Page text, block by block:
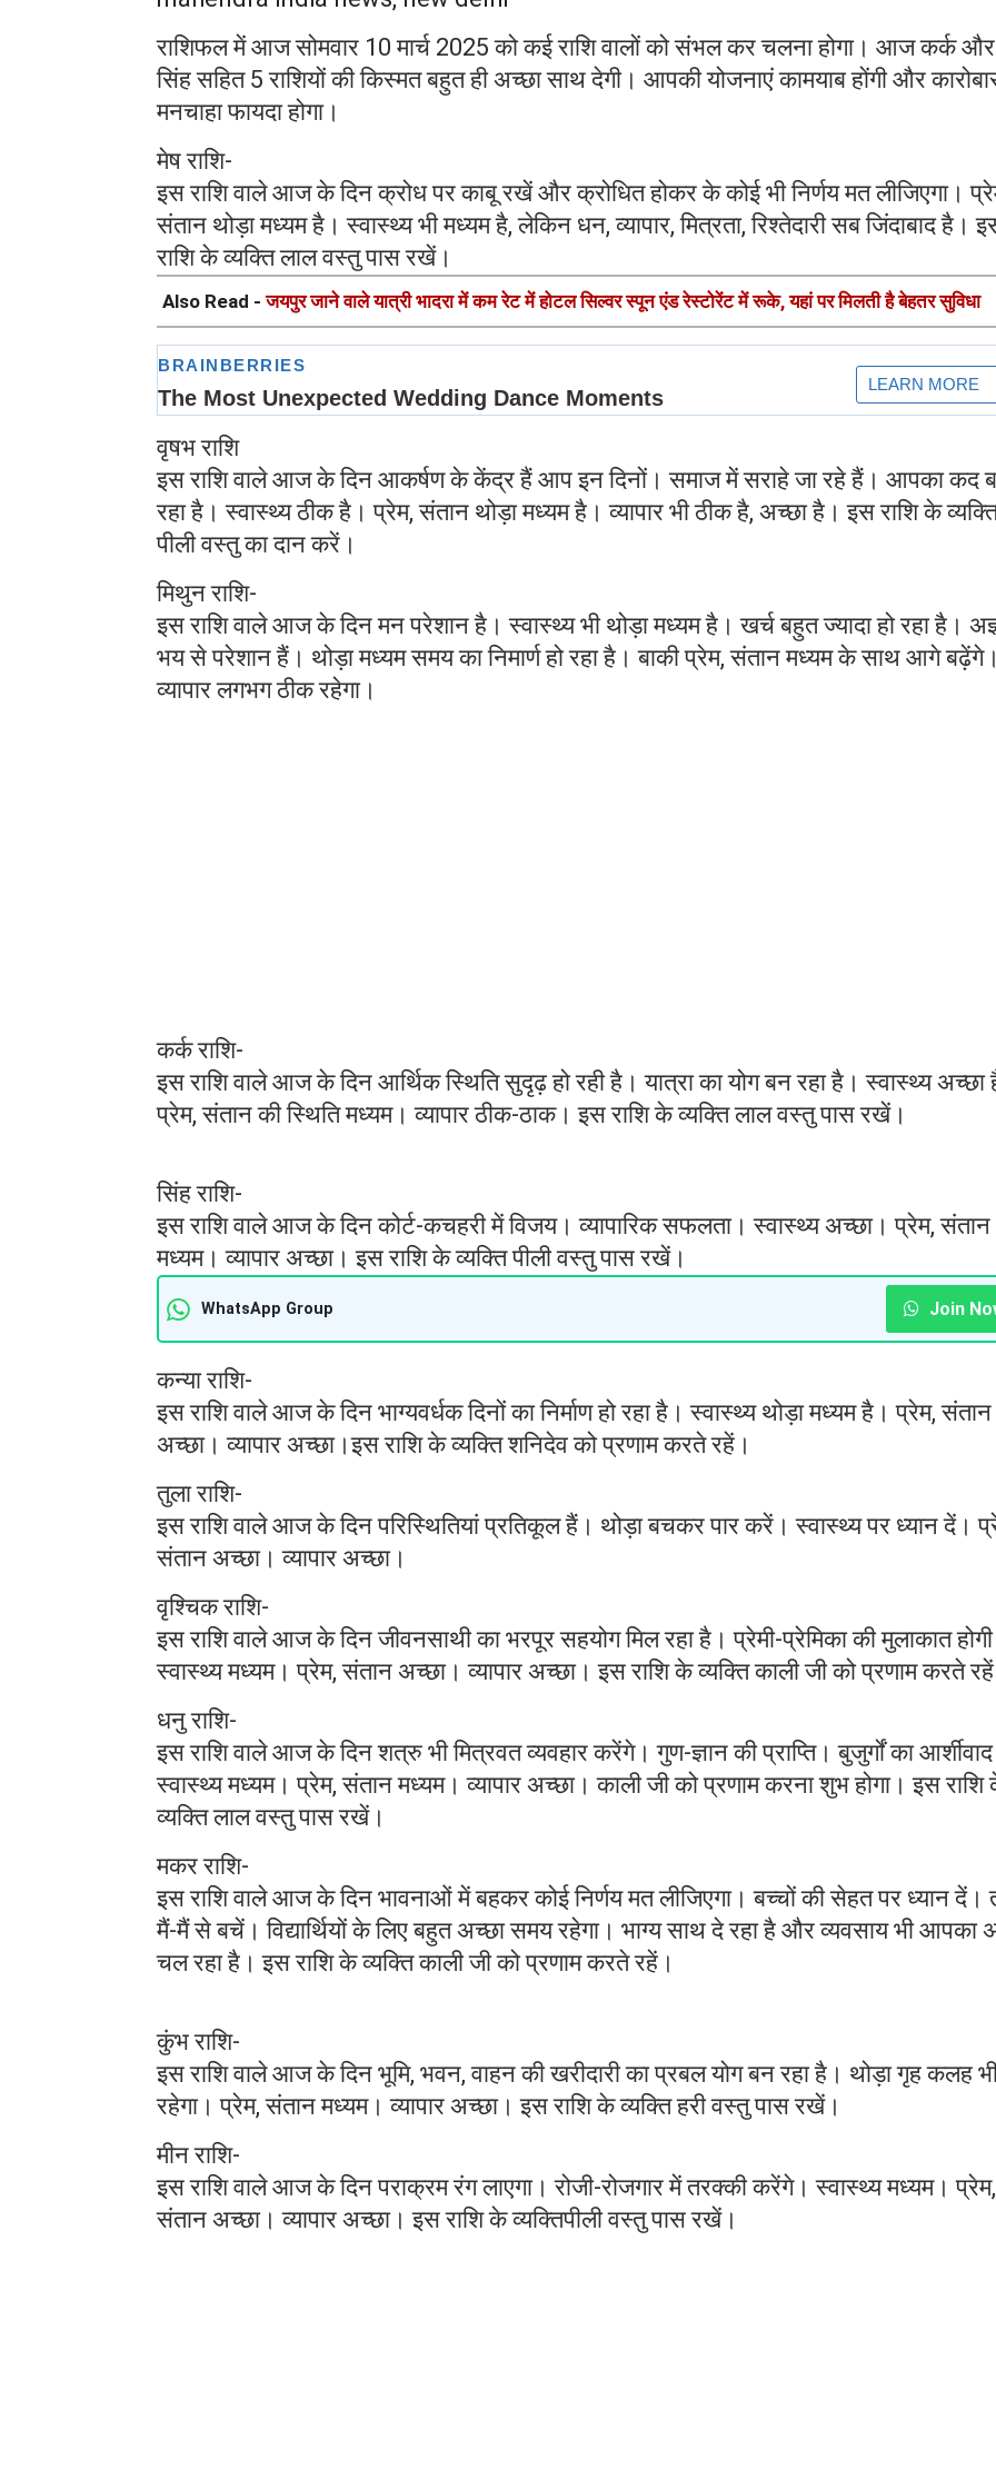
राशिफल में आज सोमवार 10 मार्च 2025 को कई राशि वालों को संभल कर चलना होगा। आज कर्क और
सिंह सहित 5 राशियों की किस्‍मत बहुत ही अच्छा साथ देगी। आपकी योजनाएं कामयाब होंगी और
मनचाहा फायदा होगा।
मेष राशि-
इस राशि वाले आज के दिन क्रोध पर काबू रखें और क्रोधित होकर के कोई भी निर्णय मत लीजिएगा।
संतान थोड़ा मध्यम है। स्वास्थ्य भी मध्यम है, लेकिन धन, व्यापार, मित्रता, रिश्तेदारी सब जिंदाबाद है।
राशि के व्यक्ति लाल वस्तु पास रखें।
Also Read -जयपुर जाने वाले यात्री भादरा में कम रेट में होटल सिल्वर स्पून एंड रेस्टोरेंट में रूके, यहां पर मिलती है बेहतर सुविधा
वृषभ राशि
इस राशि वाले आज के दिन आकर्षण के केंद्र हैं आप इन दिनों। समाज में सराहे जा रहे हैं। आपका कद
रहा है। स्वास्थ्य ठीक है। प्रेम, संतान थोड़ा मध्यम है। व्यापार भी ठीक है, अच्छा है। इस राशि के
पीली वस्तु का दान करें।
मिथुन राशि-
इस राशि वाले आज के दिन मन परेशान है। स्वास्थ्य भी थोड़ा मध्यम है। खर्च बहुत ज्यादा हो रहा है।
भय से परेशान हैं। थोड़ा मध्यम समय का निमार्ण हो रहा है। बाकी प्रेम, संतान मध्यम के साथ आगे बढ़ेंगे।
व्यापार लगभग ठीक रहेगा।
कर्क राशि-
इस राशि वाले आज के दिन आर्थिक स्थिति सुदृढ़ हो रही है। यात्रा का योग बन रहा है। स्वास्थ्य अच्छा
प्रेम, संतान की स्थिति मध्यम। व्यापार ठीक-ठाक। इस राशि के व्यक्ति लाल वस्तु पास रखें।
सिंह राशि-
इस राशि वाले आज के दिन कोर्ट-कचहरी में विजय। व्यापारिक सफलता। स्वास्थ्य अच्छा। प्रेम, संतान
मध्यम। व्यापार अच्छा। इस राशि के व्यक्ति पीली वस्तु पास रखें।
WhatsApp Group Join
कन्या राशि-
इस राशि वाले आज के दिन भाग्यवर्धक दिनों का निर्माण हो रहा है। स्वास्थ्य थोड़ा मध्यम है। प्रेम, संतान
अच्छा। व्यापार अच्छा।इस राशि के व्यक्ति शनिदेव को प्रणाम करते रहें।
तुला राशि-
इस राशि वाले आज के दिन परिस्थितियां प्रतिकूल हैं। थोड़ा बचकर पार करें। स्वास्थ्य पर ध्यान दें।
संतान अच्छा। व्यापार अच्छा।
वृश्चिक राशि-
इस राशि वाले आज के दिन जीवनसाथी का भरपूर सहयोग मिल रहा है। प्रेमी-प्रेमिका की मुलाकात
स्वास्थ्य मध्यम। प्रेम, संतान अच्छा। व्यापार अच्छा। इस राशि के व्यक्ति काली जी को प्रणाम करते
धनु राशि-
इस राशि वाले आज के दिन शत्रु भी मित्रवत व्यवहार करेंगे। गुण-ज्ञान की प्राप्ति। बुजुर्गों का
स्वास्थ्य मध्यम। प्रेम, संतान मध्यम। व्यापार अच्छा। काली जी को प्रणाम करना शुभ होगा। इस राशि
व्यक्ति लाल वस्तु पास रखें।
मकर राशि-
इस राशि वाले आज के दिन भावनाओं में बहकर कोई निर्णय मत लीजिएगा। बच्चों की सेहत पर ध्यान दें।
मैं-मैं से बचें। विद्यार्थियों के लिए बहुत अच्छा समय रहेगा। भाग्य साथ दे रहा है और व्यवसाय भी आपका
चल रहा है। इस राशि के व्यक्ति काली जी को प्रणाम करते रहें।
कुंभ राशि-
इस राशि वाले आज के दिन भूमि, भवन, वाहन की खरीदारी का प्रबल योग बन रहा है। थोड़ा गृह कलह
रहेगा। प्रेम, संतान मध्यम। व्यापार अच्छा। इस राशि के व्यक्ति हरी वस्तु पास रखें।
मीन राशि-
इस राशि वाले आज के दिन पराक्रम रंग लाएगा। रोजी-रोजगार में तरक्की करेंगे। स्वास्थ्य मध्यम। प्रेम,
संतान अच्छा। व्यापार अच्छा। इस राशि के व्यक्तिपीली वस्तु पास रखें।